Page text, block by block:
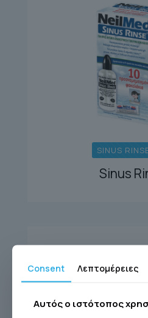
SINUS
Sinus
Consent Λεπτομέρειες
Αυτός ο ιστότοπος